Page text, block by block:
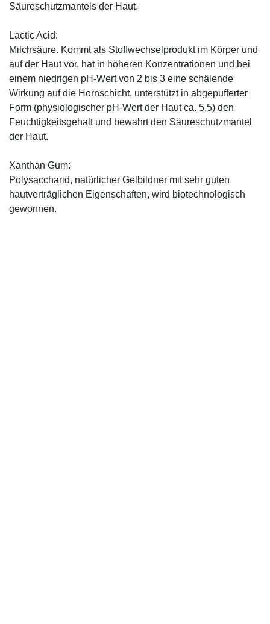
Säureschutzmantels der Haut.
Lactic Acid:
Milchsäure. Kommt als Stoffwechselprodukt im Körper und
auf der Haut vor, hat in höheren Konzentrationen und bei
einem niedrigen pH-Wert von 2 bis 3 eine schälende
Wirkung auf die Hornschicht, unterstützt in abgepufferter
Form (physiologischer pH-Wert der Haut ca. 5,5) den
Feuchtigkeitsgehalt und bewahrt den Säureschutzmantel
der Haut.
Xanthan Gum:
Polysaccharid, natürlicher Gelbildner mit sehr guten
hautverträglichen Eigenschaften, wird biotechnologisch
gewonnen.